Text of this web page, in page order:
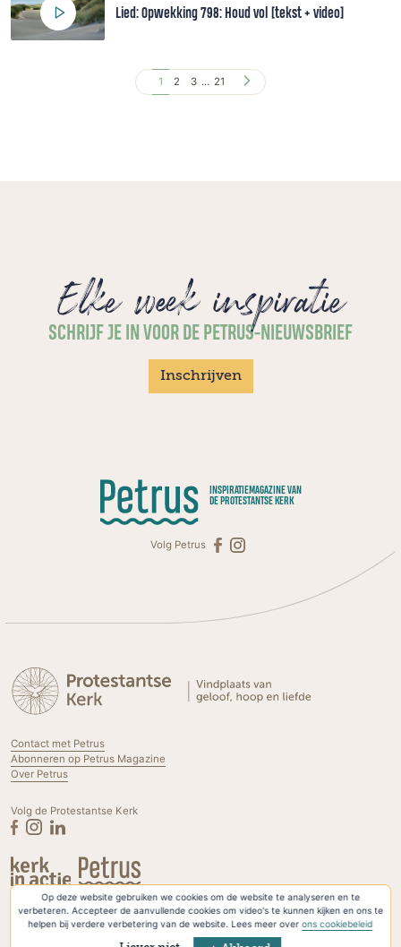
Op deze website gebruiken we cookies om de website te analyseren en te
verbeteren. Accepteer de aanvullende cookies om video's te kunnen kijken en ons te
helpen bij verdere verbetering van de website. Lees meer overons cookiebeleid
Lied: Opwekking 798: Houd vol [tekst + video]
1 2 3 ... 21
Elke week inspiratie
SCHRIJF JE IN VOOR DE PETRUS-NIEUWSBRIEF
Inschrijven
INSPIRATIEMAGAZINE VAN
DE PROTESTANTSE KERK
Volg Petrus
Contact met Petrus
Abonneren op Petrus Magazine
Over Petrus
Volg de Protestantse Kerk
Privacyverklaring & Cookies